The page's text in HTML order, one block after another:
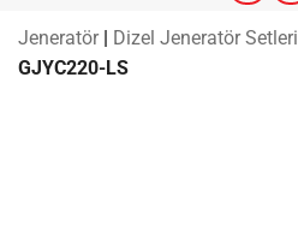
Jeneratör | Dizel Jeneratör Setleri
GJYC220-LS